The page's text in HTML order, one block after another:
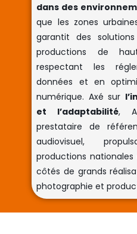
dans des
que les zones
garantit des
productions de
respectant les
données et en
numérique. Axé sur
et l’adaptabilité,
prestataire de
audiovisuel,
productions
côtés de grands
photographie et